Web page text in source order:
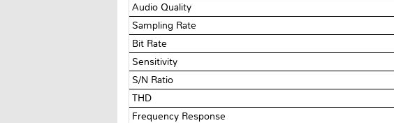
Audio Quality
Sampling Rate
Bit Rate
Sensitivity
S/N Ratio
THD
Frequency Response